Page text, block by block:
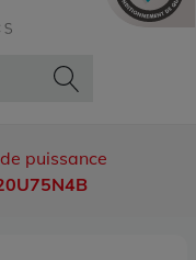
puissance